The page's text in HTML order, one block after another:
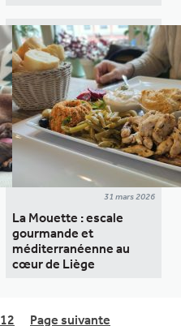
31 mars 2026
La Mouette : escale
gourmande et
méditerranéenne au
cœur de Liège
12 Page suivante